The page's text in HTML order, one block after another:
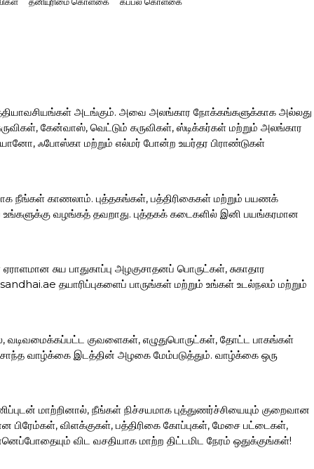
அடங்கும். அவை அலங்கார நோக்கங்களுக்காக அல்லது
கேன்வாஸ், வெட்டும் கருவிகள், ஸ்டிக்கர்கள் மற்றும் அலங்கார
ஃபோஸ்கா மற்றும் எல்மர் போன்ற உயர்தர பிராண்டுகள்
நீங்கள் காணலாம். புத்தகங்கள், பத்திரிகைகள் மற்றும் பயணக்
உங்களுக்கு வழங்கத் தவறாது. புத்தகக் கடைகளில் இனி பயங்கரமான
சுய பாதுகாப்பு அழகுசாதனப் பொருட்கள், சுகாதார
தயாரிப்புகளைப் பாருங்கள் மற்றும் உங்கள் உடல்நலம் மற்றும்
வடிவமைக்கப்பட்ட குவளைகள், எழுதுபொருட்கள், தோட்ட பாகங்கள்
வாழ்க்கை இடத்தின் அழகை மேம்படுத்தும். வாழ்க்கை ஒரு
மாற்றினால், நீங்கள் நிச்சயமாக புத்துணர்ச்சியையும் குறைவான
விளக்குகள், பத்திரிகை கோப்புகள், மேசை பட்டைகள்,
விட வசதியாக மாற்ற திட்டமிட நேரம் ஒதுக்குங்கள்!